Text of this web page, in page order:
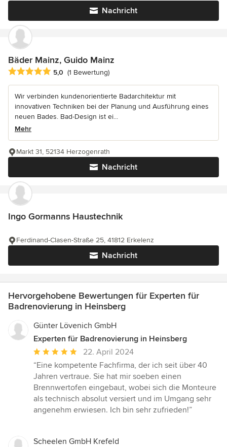
Nachricht
Bäder Mainz, Guido Mainz
Durchschnittliche Bewertung: 5 von 5 Sternen
5,0 (1 Bewertung)
Wir verbinden kundenorientierte Badarchitektur mit
innovativen Techniken bei der Planung und Ausführung eines
neuen Bades. Bad-Design ist ei...
Mehr
Nachricht
Markt 31, 52134 Herzogenrath
Ingo Gormanns Haustechnik
Nachricht
Ferdinand-Clasen-Straße 25, 41812 Erkelenz
Hervorgehobene Bewertungen für Experten für
Badrenovierung in Heinsberg
Günter Lövenich GmbH
Experten für Badrenovierung in Heinsberg
Durchschnittliche
Bewertung:
5
von
5
Sternen
22. April 2024
“Eine kompetente Fachfirma, der ich seit über 40
Jahren vertraue. Sie hat mir soeben einen
Brennwertofen eingebaut, wobei sich die Monteure
als technisch absolut versiert und im Umgang sehr
angenehm erwiesen. Ich bin sehr zufrieden!”
Scheelen GmbH Krefeld